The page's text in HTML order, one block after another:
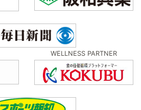
WELLNESS PARTNER